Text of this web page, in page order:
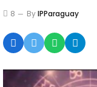
8 ByIPParaguay